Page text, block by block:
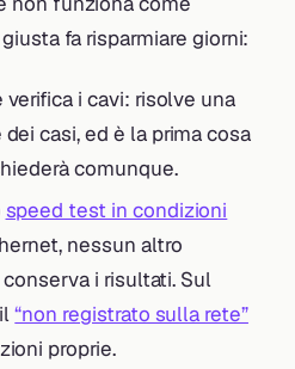
fa risparmiare giorni:
i cavi: risolve una
casi, ed è la prima cosa
comunque.
speed test in condizioni
nessun altro
i risultati. Sul
il“non registrato sulla rete”
proprie.